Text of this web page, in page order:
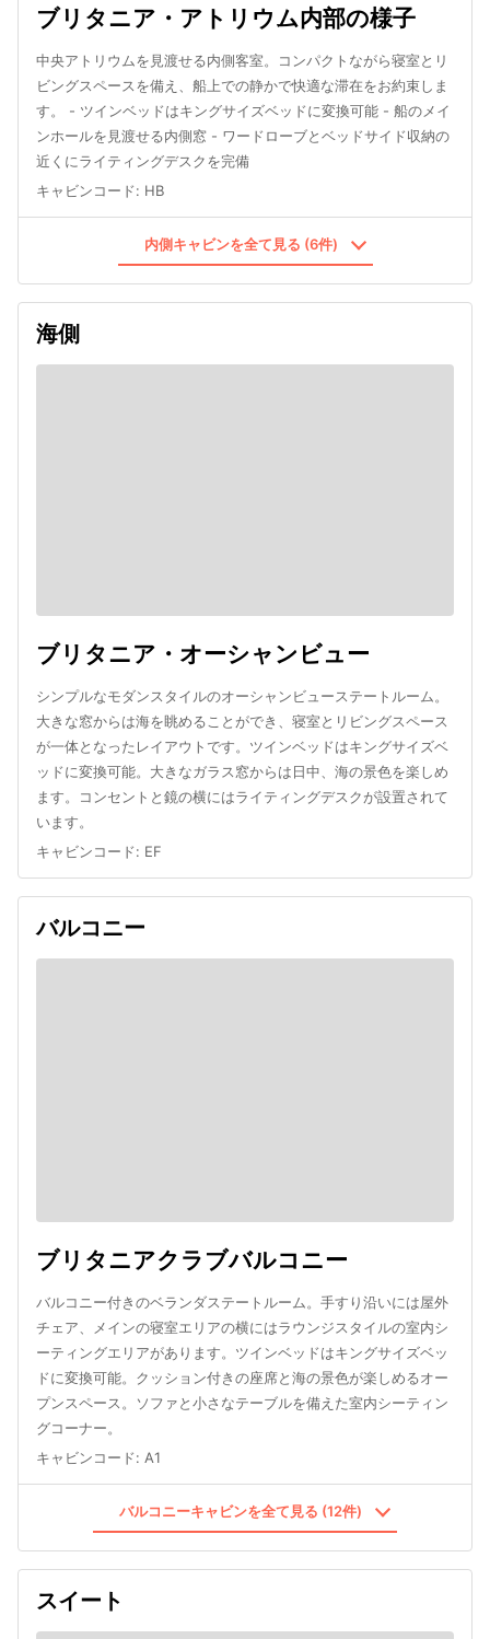
ブリタニア・アトリウム内部の様子
中央アトリウムを見渡せる内側客室。コンパクトながら寝室とリ
ビングスペースを備え、船上での静かで快適な滞在をお約束しま
す。 - ツインベッドはキングサイズベッドに変換可能 - 船のメイ
ンホールを見渡せる内側窓 - ワードローブとベッドサイド収納の
近くにライティングデスクを完備
キャビンコード: HB
内側キャビンを全て見る (6件)
海側
ブリタニア・オーシャンビュー
シンプルなモダンスタイルのオーシャンビューステートルーム。
大きな窓からは海を眺めることができ、寝室とリビングスペース
が一体となったレイアウトです。ツインベッドはキングサイズベ
ッドに変換可能。大きなガラス窓からは日中、海の景色を楽しめ
ます。コンセントと鏡の横にはライティングデスクが設置されて
います。
キャビンコード: EF
バルコニー
ブリタニアクラブバルコニー
バルコニー付きのベランダステートルーム。手すり沿いには屋外
チェア、メインの寝室エリアの横にはラウンジスタイルの室内シ
ーティングエリアがあります。ツインベッドはキングサイズベッ
ドに変換可能。クッション付きの座席と海の景色が楽しめるオー
プンスペース。ソファと小さなテーブルを備えた室内シーティン
グコーナー。
キャビンコード: A1
バルコニーキャビンを全て見る (12件)
スイート